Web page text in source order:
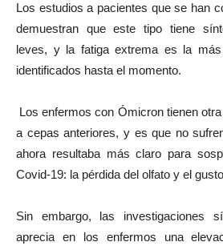
Los estudios a pacientes que se han
demuestran que este tipo tiene
leves, y la fatiga extrema es la
identificados hasta el momento.
Los enfermos con Ómicron tienen
a cepas anteriores, y es que no
ahora resultaba más claro para
Covid-19: la pérdida del olfato y el
Sin embargo, las investigaciones
aprecia en los enfermos una